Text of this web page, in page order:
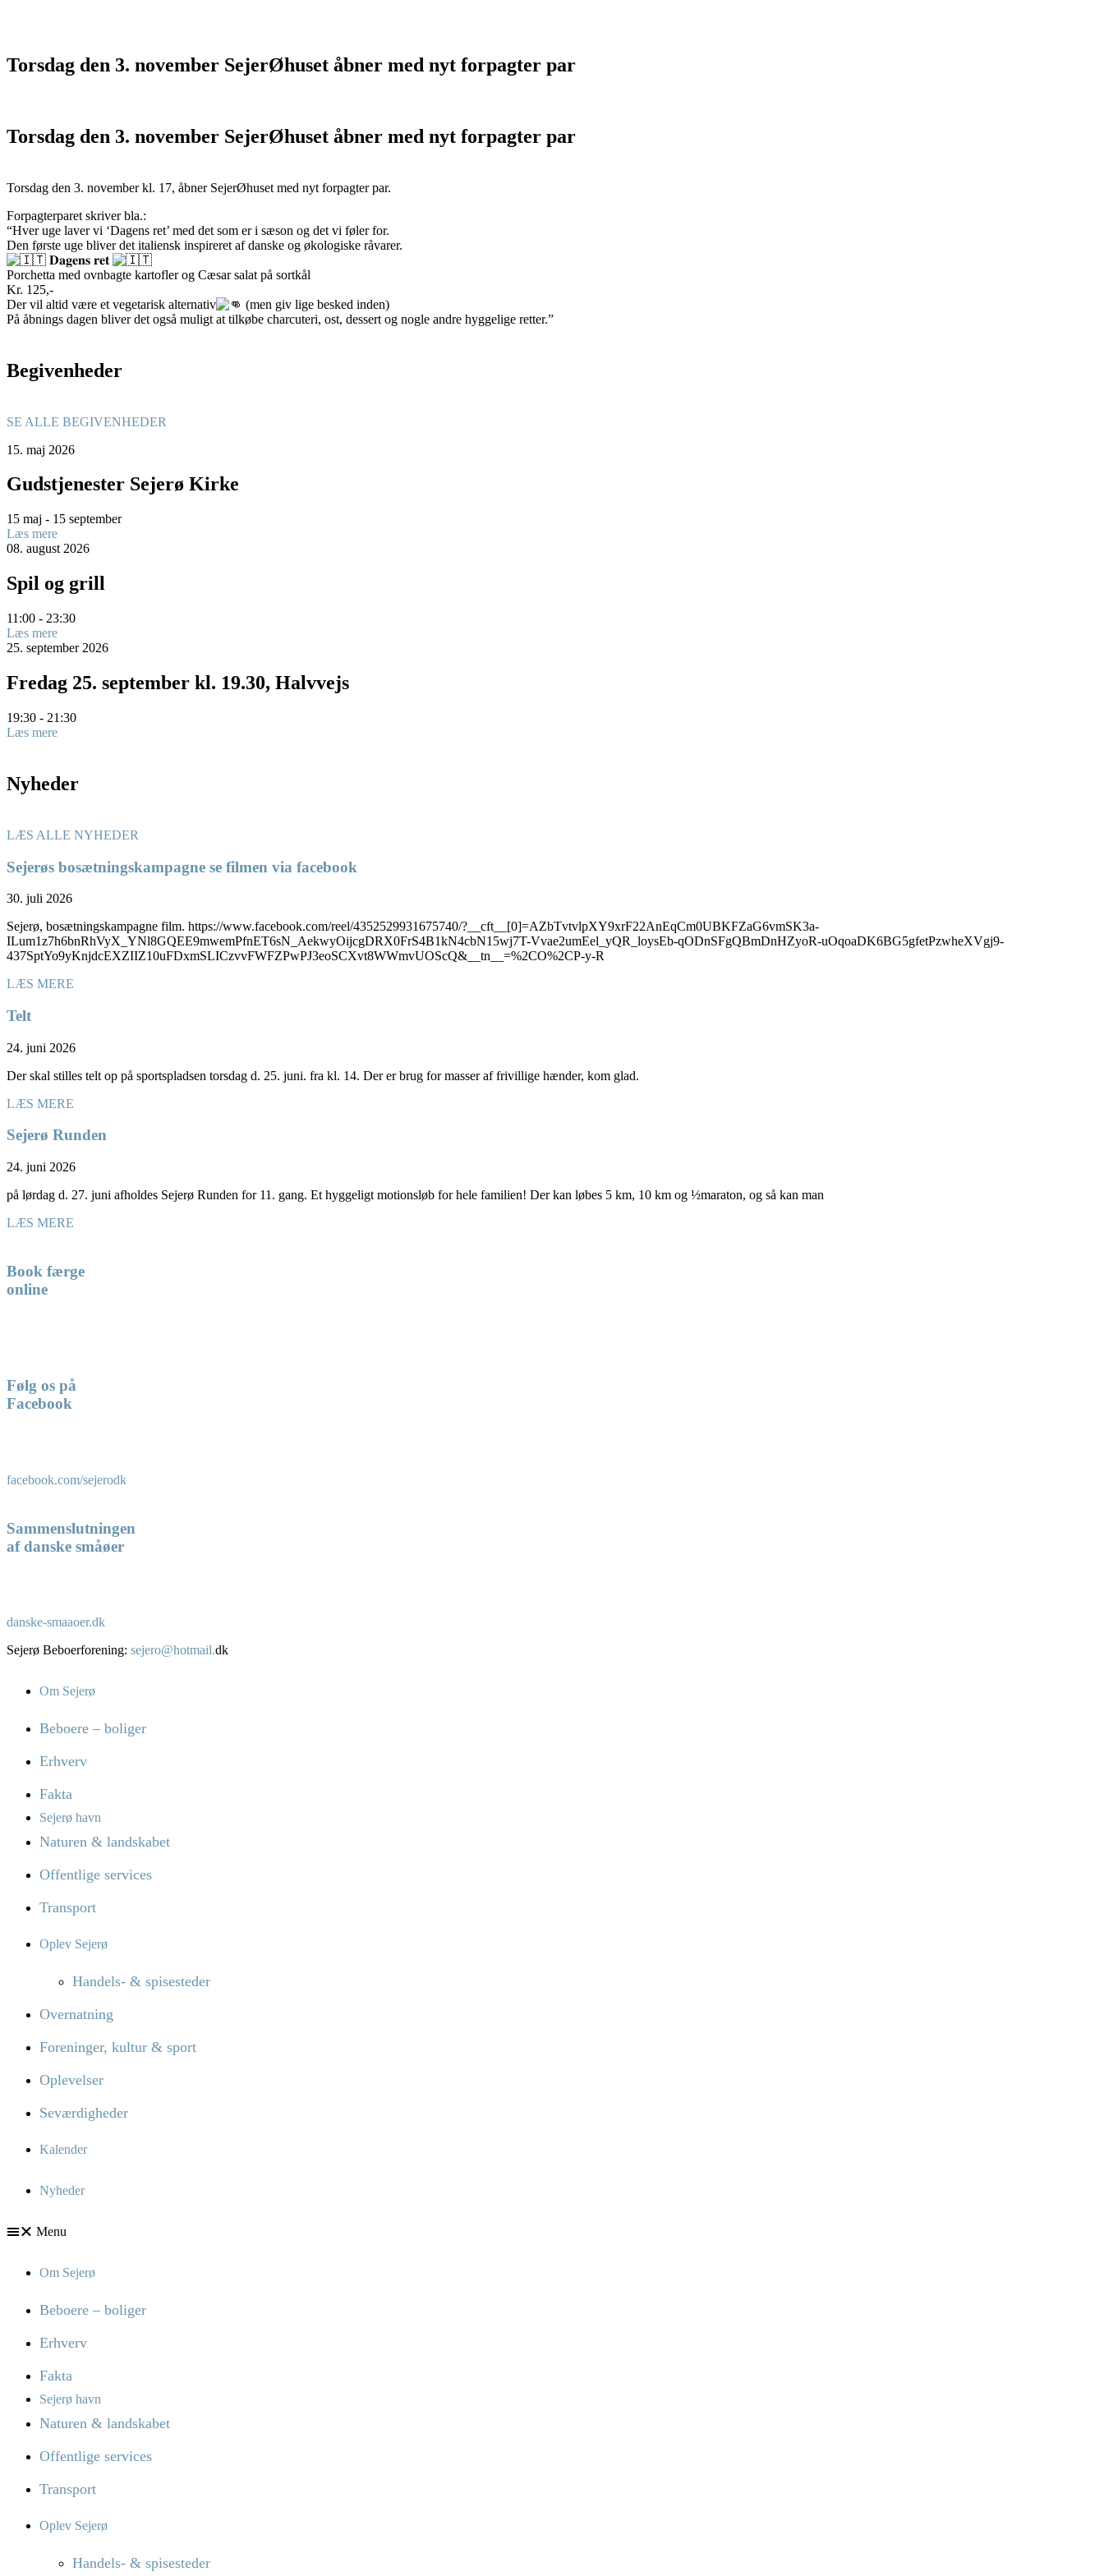
Torsdag den 3. november SejerØhuset åbner med nyt forpagter par
Torsdag den 3. november SejerØhuset åbner med nyt forpagter par
Torsdag den 3. november kl. 17, åbner SejerØhuset med nyt forpagter par.
Forpagterparet skriver bla.:
“Hver uge laver vi ‘Dagens ret’ med det som er i sæson og det vi føler for.
Den første uge bliver det italiensk inspireret af danske og økologiske råvarer.
𝐃𝐚𝐠𝐞𝐧𝐬 𝐫𝐞𝐭
Porchetta med ovnbagte kartofler og Cæsar salat på sortkål
Kr. 125,-
Der vil altid være et vegetarisk alternativ
(men giv lige besked inden)
På åbnings dagen bliver det også muligt at tilkøbe charcuteri, ost, dessert og nogle andre hyggelige retter.”
Begivenheder
SE ALLE BEGIVENHEDER
15. maj 2026
Gudstjenester Sejerø Kirke
15 maj - 15 september
Læs mere
08. august 2026
Spil og grill
11:00 - 23:30
Læs mere
25. september 2026
Fredag 25. september kl. 19.30, Halvvejs
19:30 - 21:30
Læs mere
Nyheder
LÆS ALLE NYHEDER
Sejerøs bosætningskampagne se filmen via facebook
30. juli 2026
Sejerø, bosætningskampagne film. https://www.facebook.com/reel/4352529931675740/?__cft__[0]=AZbTvtvlpXY9xrF22AnEqCm0UBKFZaG6vmSK3a-
ILum1z7h6bnRhVyX_YNl8GQEE9mwemPfnET6sN_AekwyOijcgDRX0FrS4B1kN4cbN15wj7T-Vvae2umEel_yQR_loysEb-qODnSFgQBmDnHZyoR-uOqoaDK6BG5gfetPzwheXVgj9-
437SptYo9yKnjdcEXZIIZ10uFDxmSLICzvvFWFZPwPJ3eoSCXvt8WWmvUOScQ&__tn__=%2CO%2CP-y-R
LÆS MERE
Telt
24. juni 2026
Der skal stilles telt op på sportspladsen torsdag d. 25. juni. fra kl. 14. Der er brug for masser af frivillige hænder, kom glad.
LÆS MERE
Sejerø Runden
24. juni 2026
på lørdag d. 27. juni afholdes Sejerø Runden for 11. gang. Et hyggeligt motionsløb for hele familien! Der kan løbes 5 km, 10 km og ½maraton, og så kan man
LÆS MERE
Book færge
online
Følg os på
Facebook
facebook.com/sejerodk
Sammenslutningen
af danske småøer
danske-smaaoer.dk
Sejerø Beboerforening: sejero@hotmail.dk
Om Sejerø
Beboere – boliger
Erhverv
Fakta
Sejerø havn
Naturen & landskabet
Offentlige services
Transport
Oplev Sejerø
Handels- & spisesteder
Overnatning
Foreninger, kultur & sport
Oplevelser
Seværdigheder
Kalender
Nyheder
Menu
Om Sejerø
Beboere – boliger
Erhverv
Fakta
Sejerø havn
Naturen & landskabet
Offentlige services
Transport
Oplev Sejerø
Handels- & spisesteder